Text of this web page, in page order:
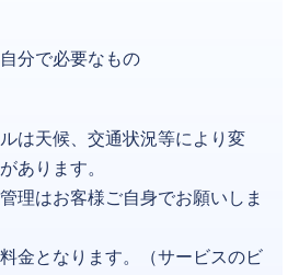
分で必要なもの
は天候、交通状況等により変
あります。
理はお客様ご自身でお願いしま
金となります。（サービスのビ